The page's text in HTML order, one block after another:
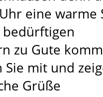
eine warme
bedürftigen
zu Gute
Sie mit und
Grüße